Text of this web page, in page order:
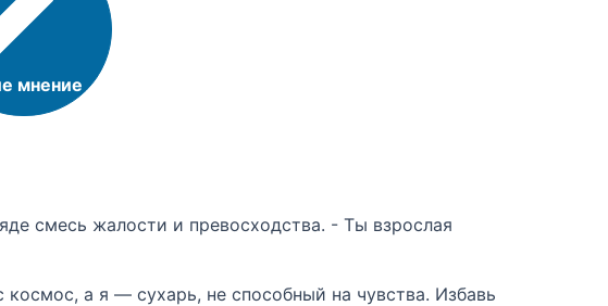
мнение
смесь жалости и превосходства. - Ты взрослая
а я — сухарь, не способный на чувства. Избавь